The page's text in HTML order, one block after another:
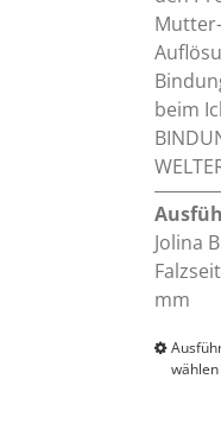
beim
Jolina
mm
wählen